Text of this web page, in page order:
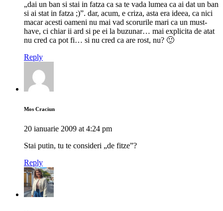
„dai un ban si stai in fatza ca sa te vada lumea ca ai dat un ban
si ai stat in fatza ;)”. dar, acum, e criza, asta era ideea, ca nici
macar acesti oameni nu mai vad scorurile mari ca un must-
have, ci chiar ii ard si pe ei la buzunar… mai explicita de atat
nu cred ca pot fi… si nu cred ca are rost, nu? 🙂
Reply
Mos Craciun
20 ianuarie 2009 at 4:24 pm
Stai putin, tu te consideri „de fitze”?
Reply